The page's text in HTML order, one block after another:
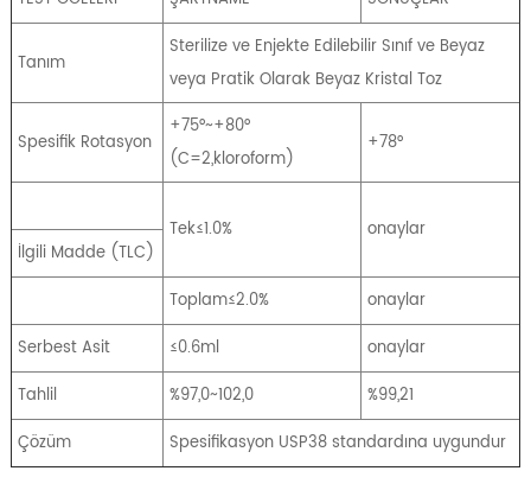
Tanım
Sterilize ve Enjekte Edilebilir Sınıf ve Beyaz
veya Pratik Olarak Beyaz Kristal Toz
Spesifik Rotasyon
+75°~+80°
(C=2,kloroform)
+78°
Tek≤1.0%
onaylar
İlgili Madde (TLC)
Toplam≤2.0%
onaylar
Serbest Asit
≤0.6ml
onaylar
Tahlil
%97,0~102,0
%99,21
Çözüm
Spesifikasyon USP38 standardına uygundur